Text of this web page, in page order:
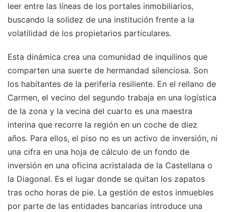
leer entre las líneas de los portales inmobiliarios,
buscando la solidez de una institución frente a la
volatilidad de los propietarios particulares.
Esta dinámica crea una comunidad de inquilinos que
comparten una suerte de hermandad silenciosa. Son
los habitantes de la periferia resiliente. En el rellano de
Carmen, el vecino del segundo trabaja en una logística
de la zona y la vecina del cuarto es una maestra
interina que recorre la región en un coche de diez
años. Para ellos, el piso no es un activo de inversión, ni
una cifra en una hoja de cálculo de un fondo de
inversión en una oficina acristalada de la Castellana o
la Diagonal. Es el lugar donde se quitan los zapatos
tras ocho horas de pie. La gestión de estos inmuebles
por parte de las entidades bancarias introduce una